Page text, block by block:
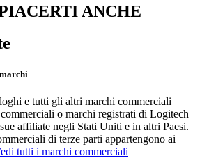
ANCHE
e tutti gli altri marchi commerciali
o marchi registrati di Logitech
affiliate negli Stati Uniti e in altri Paesi.
di terze parti appartengono ai
tutti i marchi commerciali